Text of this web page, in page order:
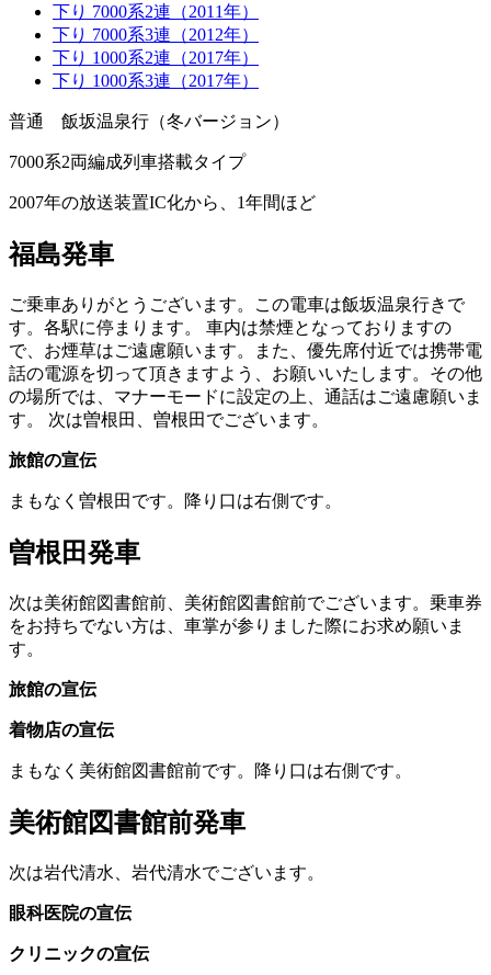
下り 7000系2連（2011年）
下り 7000系3連（2012年）
下り 1000系2連（2017年）
下り 1000系3連（2017年）
普通 飯坂温泉行（冬バージョン）
7000系2両編成列車搭載タイプ
2007年の放送装置IC化から、1年間ほど
福島発車
ご乗車ありがとうございます。この電車は飯坂温泉行きで
す。各駅に停まります。 車内は禁煙となっておりますの
で、お煙草はご遠慮願います。また、優先席付近では携帯電
話の電源を切って頂きますよう、お願いいたします。その他
の場所では、マナーモードに設定の上、通話はご遠慮願いま
す。
次は曽根田、曽根田でございます。
旅館の宣伝
まもなく曽根田です。降り口は右側です。
曽根田発車
次は美術館図書館前、美術館図書館前でございます。乗車券
をお持ちでない方は、車掌が参りました際にお求め願いま
す。
旅館の宣伝
着物店の宣伝
まもなく美術館図書館前です。降り口は右側です。
美術館図書館前発車
次は岩代清水、岩代清水でございます。
眼科医院の宣伝
クリニックの宣伝